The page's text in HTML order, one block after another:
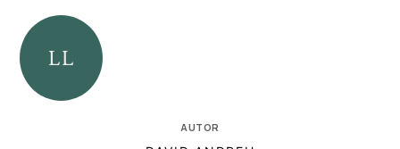
AUTOR